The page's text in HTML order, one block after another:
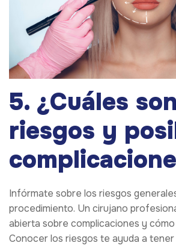
5. ¿Cuáles
riesgos y
Infórmate sobre los riesgos
procedimiento. Un cirujano
abierta sobre complicaciones y
Conocer los riesgos te ayuda a